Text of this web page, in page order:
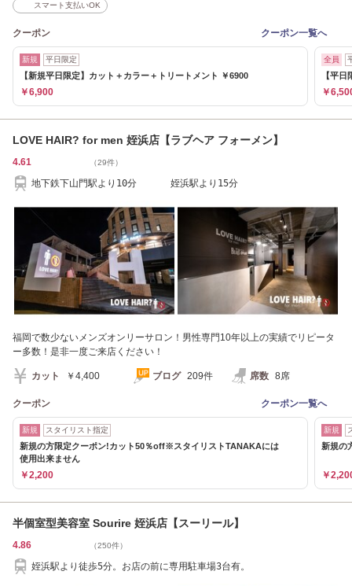
スマート支払いOK
クーポン クーポン一覧へ
新規 平日限定
【新規平日限定】カット＋カラー＋トリートメント ￥6900
￥6,900
全員
【平
￥
LOVE HAIR? for men 姪浜店【ラブヘア フォーメン】
4.61 （29件）
地下鉄下山門駅より10分 姪浜駅より15分
福岡で数少ないメンズオンリーサロン！男性専門10年以上の実績でリピータ
ー多数！是非一度ご来店ください！
カット ￥4,400 ブログ 209件 席数 8席
クーポン クーポン一覧へ
新規 スタイリスト指定
新規の方限定クーポン!カット50％off※スタイリストTANAKAには
使用出来ません
￥2,200
新規
新規の
￥
半個室型美容室 Sourire 姪浜店【スーリール】
4.86 （250件）
姪浜駅より徒歩5分。お店の前に専用駐車場3台有。